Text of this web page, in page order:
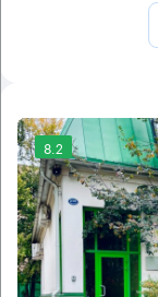
8.2